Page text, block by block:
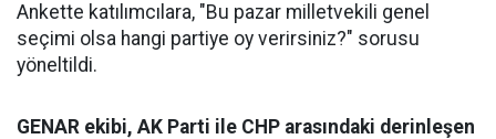
Ankette katılımcılara, "Bu pazar milletvekili genel
seçimi olsa hangi partiye oy verirsiniz?" sorusu
yöneltildi.
GENAR ekibi, AK Parti ile CHP arasındaki derinleşen